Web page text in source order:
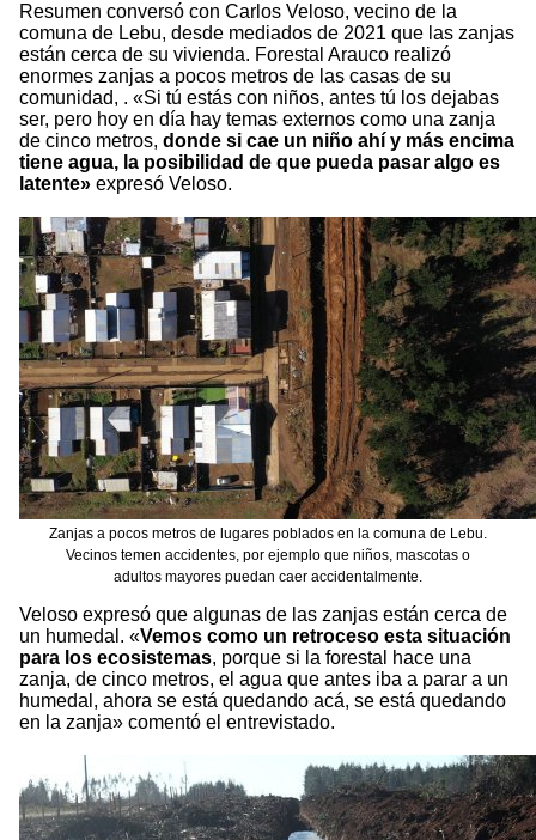
Resumen conversó con Carlos Veloso, vecino de la
comuna de Lebu, desde mediados de 2021 que las zanjas
están cerca de su vivienda. Forestal Arauco realizó
enormes zanjas a pocos metros de las casas de su
comunidad, . «Si tú estás con niños, antes tú los dejabas
ser, pero hoy en día hay temas externos como una zanja
de cinco metros, donde si cae un niño ahí y más encima
tiene agua, la posibilidad de que pueda pasar algo es
latente» expresó Veloso.
Zanjas a pocos metros de lugares poblados en la comuna de Lebu.
Vecinos temen accidentes, por ejemplo que niños, mascotas o
adultos mayores puedan caer accidentalmente.
Veloso expresó que algunas de las zanjas están cerca de
un humedal. «Vemos como un retroceso esta situación
para los ecosistemas, porque si la forestal hace una
zanja, de cinco metros, el agua que antes iba a parar a un
humedal, ahora se está quedando acá, se está quedando
en la zanja» comentó el entrevistado.